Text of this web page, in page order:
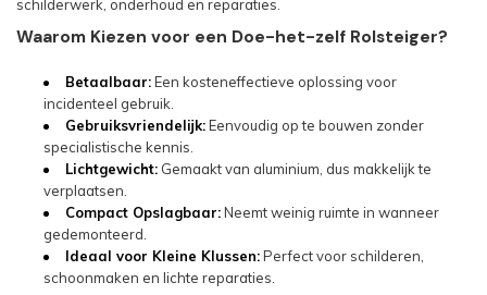
schilderwerk, onderhoud en reparaties.
Waarom Kiezen voor een Doe-het-zelf Rolsteiger?
Betaalbaar:Een kosteneffectieve oplossing voor
incidenteel gebruik.
Gebruiksvriendelijk:Eenvoudig op te bouwen zonder
specialistische kennis.
Lichtgewicht: Gemaakt van aluminium, dus makkelijk te
verplaatsen.
Compact Opslagbaar:Neemt weinig ruimte in wanneer
gedemonteerd.
Ideaal voor Kleine Klussen:Perfect voor schilderen,
schoonmaken en lichte reparaties.